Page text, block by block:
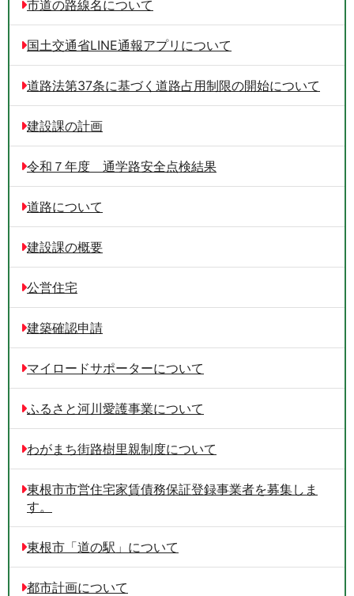
市道の路線名について
国土交通省LINE通報アプリについて
道路法第37条に基づく道路占用制限の開始について
建設課の計画
令和７年度 通学路安全点検結果
道路について
建設課の概要
公営住宅
建築確認申請
マイロードサポーターについて
ふるさと河川愛護事業について
わがまち街路樹里親制度について
東根市市営住宅家賃債務保証登録事業者を募集しま
す。
東根市「道の駅」について
都市計画について